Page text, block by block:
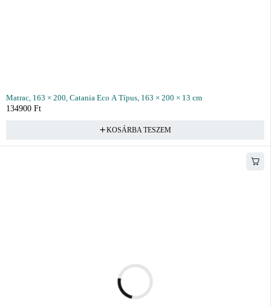
Matrac, 163 × 200, Catania Eco A Típus, 163 × 200 × 13 cm
134900 Ft
KOSÁRBA TESZEM